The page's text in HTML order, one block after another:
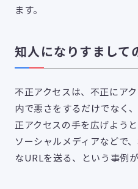
ます。
知人になりすまして
不正アクセスは、不正にア
内で悪さをするだけでなく
正アクセスの手を広げよう
ソーシャルメディアなどで
なURLを送る、という事例が